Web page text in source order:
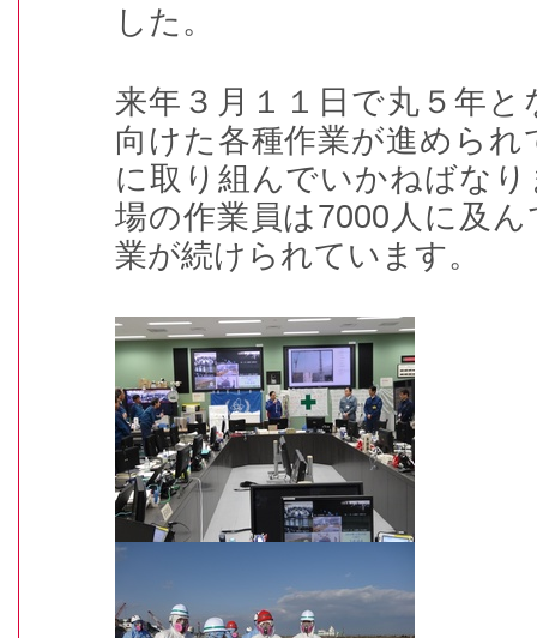
した。
来年３月１１日で丸５年
向けた各種作業が進めら
に取り組んでいかねばな
場の作業員は7000人に及
業が続けられています。